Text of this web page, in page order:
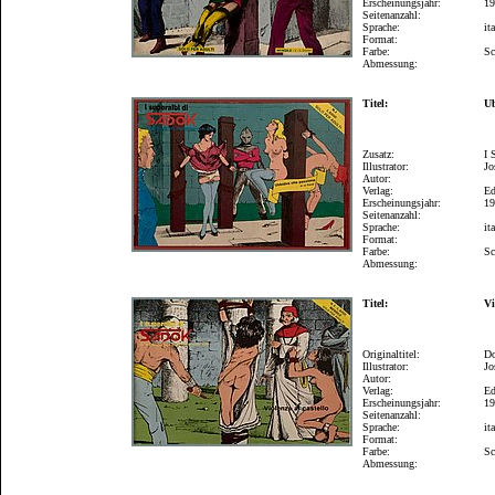
Erscheinungsjahr:
Seitenanzahl:
Sprache:
Format:
Farbe:
Abmessung:
Titel:
Zusatz:
Illustrator:
Autor:
Verlag:
Erscheinungsjahr:
Seitenanzahl:
Sprache:
Format:
Farbe:
Abmessung:
I
Titel:
Originaltitel:
Illustrator:
Autor:
Verlag:
Erscheinungsjahr:
Seitenanzahl:
Sprache:
Format:
Farbe:
Abmessung: